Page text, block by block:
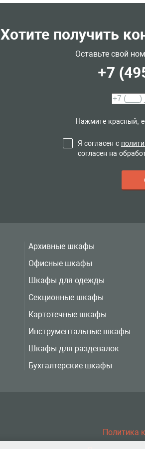
Хотите получить
Оставьте свой
+7
Нажмите красный,
Я согласен с
согласен на
Архивные шкафы
Офисные шкафы
Шкафы для одежды
Секционные шкафы
Картотечные шкафы
Инструментальные шкафы
Шкафы для раздевалок
Бухгалтерские шкафы
Политика